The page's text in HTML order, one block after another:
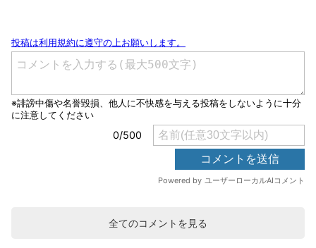
全てのコメントを見る